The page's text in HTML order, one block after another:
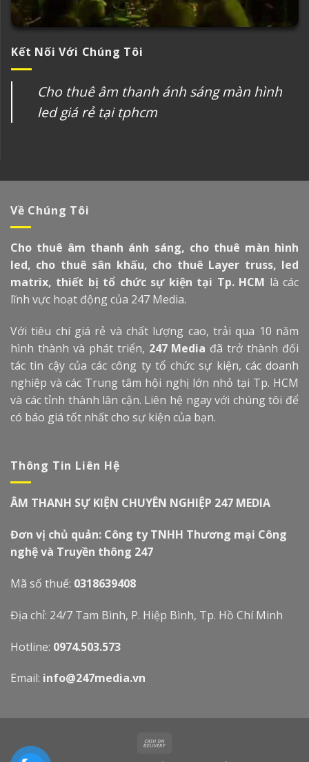
Kết Nối Với Chúng Tôi
Cho thuê âm thanh ánh sáng màn hình
led giá rẻ tại tphcm
Về Chúng Tôi
Cho thuê âm thanh ánh sáng, cho thuê màn hình
led, cho thuê sân khấu, cho thuê Layer truss, led
matrix, thiết bị tổ chức sự kiện tại Tp. HCM là các
lĩnh vực hoạt động của 247 Media.
Với tiêu chí giá rẻ và chất lượng cao, trải qua 10 năm
hình thành và phát triển, 247 Media đã trở thành đối
tác tin cậy của các công ty tổ chức sự kiện, các doanh
nghiệp và các Trung tâm hội nghị lớn nhỏ tại Tp. HCM
và các tỉnh thành lân cận. Liên hệ ngay với chúng tôi để
có báo giá tốt nhất cho sự kiện của bạn.
Thông Tin Liên Hệ
ÂM THANH SỰ KIỆN CHUYÊN NGHIỆP 247 MEDIA
Đơn vị chủ quản: Công ty TNHH Thương mại Công
nghệ và Truyền thông 247
Mã số thuế: 0318639408
Địa chỉ: 24/7 Tam Bình, P. Hiệp Bình, Tp. Hồ Chí Minh
Hotline: 0974.503.573
Email: info@247media.vn